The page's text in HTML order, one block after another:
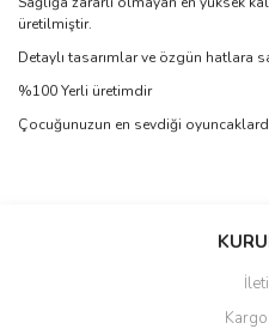
üretilmiştir.
Detaylı tasarımlar ve özgün hatlara
%100 Yerli üretimdir
Çocuğunuzun en sevdiği
Bu ürüne ilk
Ürün resmi kalitesiz, bozuk